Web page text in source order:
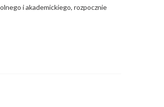
i akademickiego, rozpocznie